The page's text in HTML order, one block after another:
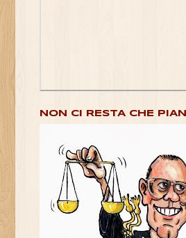
NON CI RESTA CHE